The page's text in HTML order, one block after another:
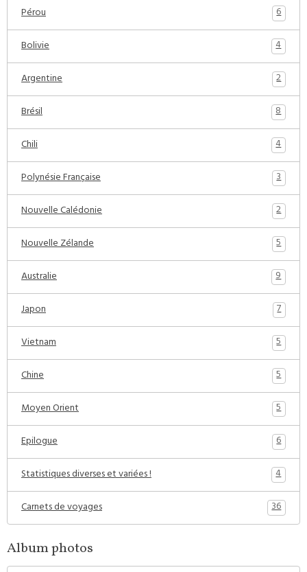
Pérou
6
Bolivie
4
Argentine
2
Brésil
8
Chili
4
Polynésie Française
3
Nouvelle Calédonie
2
Nouvelle Zélande
5
Australie
9
Japon
7
Vietnam
5
Chine
5
Moyen Orient
5
Epilogue
6
Statistiques diverses et variées !
4
Carnets de voyages
36
Album photos